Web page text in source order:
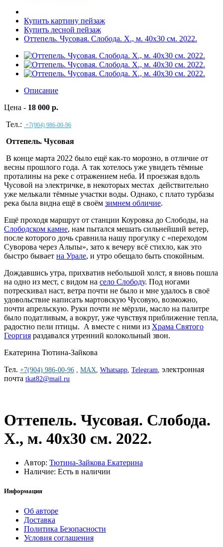
Купить картину пейзаж
Купить лесной пейзаж
Оттепель. Чусовая. Слобода. Х., м. 40х30 см. 2022.
Описание
Цена - 18 000 р.
Тел.: +7(904) 986-00-96
Оттепель. Чусовая
В конце марта 2022 было ещё как-то морозно, в отличие от
весны прошлого года. А так хотелось уже увидеть тёмные
проталины на реке с отражением неба. И проезжая вдоль
Чусовой на электричке, в некоторых местах действительно
уже мелькали тёмные участки воды. Однако, с плато турбазы
река была видна ещё в своём зимнем обличие.
Ещё проходя маршрут от станции Коуровка до Слободы, на
Слободском камне, нам пытался мешать сильнейший ветер,
после которого дочь сравнила нашу прогулку с «переходом
Суворова через Альпы», зато к вечеру всё стихло, как это
быстро бывает на Урале, и утро обещало быть спокойным.
Дождавшись утра, прихватив небольшой холст, я вновь пошла
на одно из мест, с видом на село Слободу. Под ногами
потрескивал наст, ветра почти не было и мне удалось в своё
удовольствие написать мартовскую Чусовую, возможно,
почти апрельскую. Руки почти не мёрзли, масло на палитре
было податливым, а вокруг, уже чувствуя приближение тепла,
радостно пели птицы. А вместе с ними из Храма Святого
Георгия раздавался утренний колокольный звон.
Екатерина Тютина-Зайкова
Тел. +7(904) 986-00-96 , MAX, Whatsapp, Telegram, электронная
почта tkat82@mail.ru
Оттепель. Чусовая. Слобода.
Х., м. 40х30 см. 2022.
Автор: Тютина-Зайкова Екатерина
Наличие: Есть в наличии
Информация
Об авторе
Доставка
Политика Безопасности
Условия соглашения